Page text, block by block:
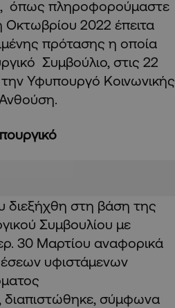
όπως πληροφορούμαστε
Οκτωβρίου 2022 έπειτα
πρότασης η οποία
Συμβούλιο, στις 22
Υφυπουργό Κοινωνικής
διεξήχθη στη βάση της
Συμβουλίου με
30 Μαρτίου αναφορικά
υφιστάμενων
διαπιστώθηκε, σύμφωνα